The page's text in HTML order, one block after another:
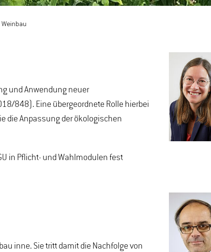
und Anwendung neuer
848). Eine übergeordnete Rolle hierbei
die Anpassung der ökologischen
in Pflicht- und Wahlmodulen fest
inne. Sie tritt damit die Nachfolge von